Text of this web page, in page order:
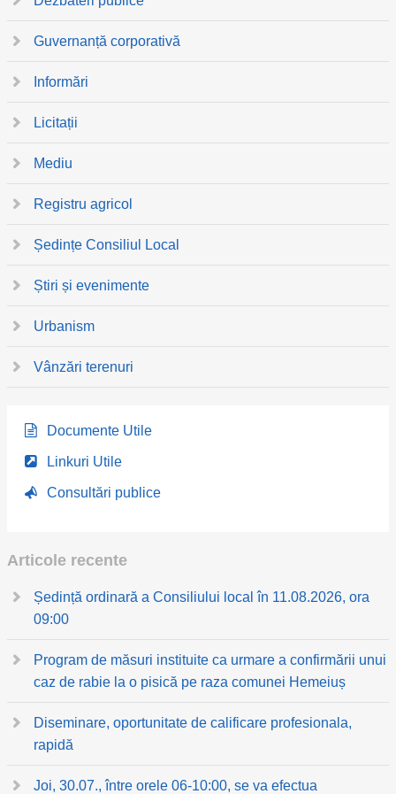
Guvernanță corporativă
Informări
Licitații
Mediu
Registru agricol
Ședințe Consiliul Local
Știri și evenimente
Urbanism
Vânzări terenuri
Documente Utile
Linkuri Utile
Consultări publice
Articole recente
Ședință ordinară a Consiliului local în 11.08.2026, ora
09:00
Program de măsuri instituite ca urmare a confirmării unui
caz de rabie la o pisică pe raza comunei Hemeiuș
Diseminare, oportunitate de calificare profesionala,
rapidă
Joi, 30.07., între orele 06-10:00, se va efectua